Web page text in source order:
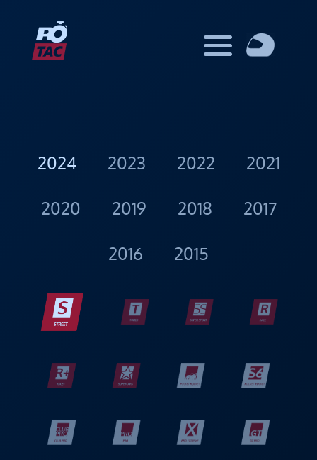
gtag('config', 'UA-7077365-3');
2024 2023 2022 2021
2020 2019 2018 2017
2016 2015